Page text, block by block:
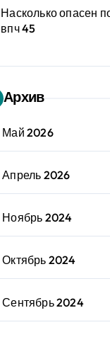
Насколько опасен
впч 45
Архив
Май 2026
Апрель 2026
Ноябрь 2024
Октябрь 2024
Сентябрь 2024